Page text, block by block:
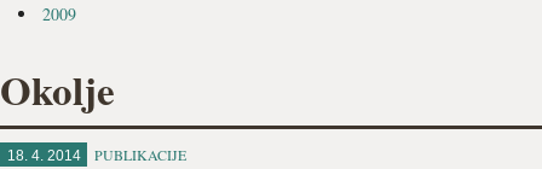
2009
Okolje
18. 4. 2014 PUBLIKACIJE